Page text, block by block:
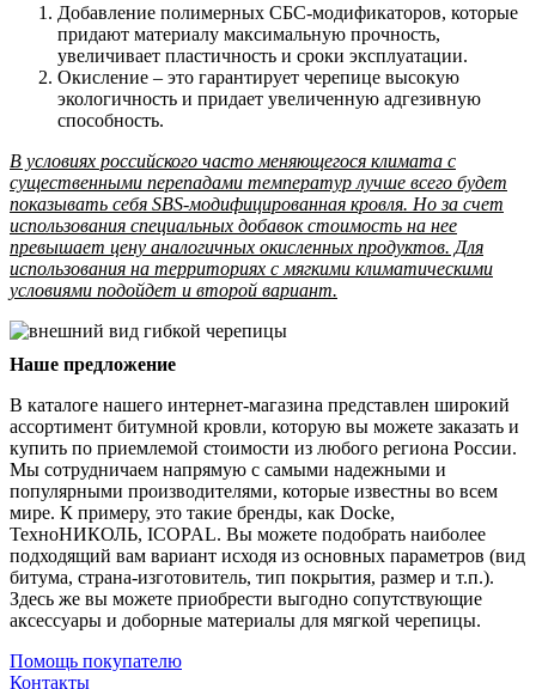
Добавление полимерных СБС-модификаторов, которые
придают материалу максимальную прочность,
увеличивает пластичность и сроки эксплуатации.
Окисление – это гарантирует черепице высокую
экологичность и придает увеличенную адгезивную
способность.
В условиях российского часто меняющегося климата с
существенными перепадами температур лучше всего будет
показывать себя SBS-модифицированная кровля. Но за счет
использования специальных добавок стоимость на нее
превышает цену аналогичных окисленных продуктов. Для
использования на территориях с мягкими климатическими
условиями подойдет и второй вариант.
Наше предложение
В каталоге нашего интернет-магазина представлен широкий
ассортимент битумной кровли, которую вы можете заказать и
купить по приемлемой стоимости из любого региона России.
Мы сотрудничаем напрямую с самыми надежными и
популярными производителями, которые известны во всем
мире. К примеру, это такие бренды, как Docke,
ТехноНИКОЛЬ, ICOPAL. Вы можете подобрать наиболее
подходящий вам вариант исходя из основных параметров (вид
битума, страна-изготовитель, тип покрытия, размер и т.п.).
Здесь же вы можете приобрести выгодно сопутствующие
аксессуары и доборные материалы для мягкой черепицы.
Помощь покупателю
Контакты